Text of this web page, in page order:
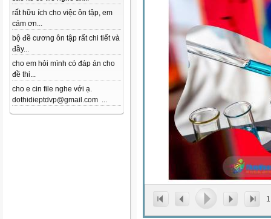
rất hữu ích cho việc ôn tập, em
cám ơn...
bộ đề cương ôn tập rất chi tiết và
đầy...
cho em hỏi mình có đáp án cho
đề thi...
cho e cin file nghe với ạ.
dothidieptdvp@gmail.com ...
1